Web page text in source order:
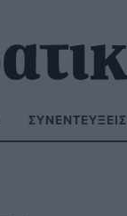
ΣΥΝΕΝΤΕΎΞΕΙΣ